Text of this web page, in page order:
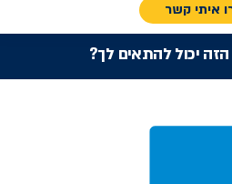
איתי קשר
יכול להתאים לך?